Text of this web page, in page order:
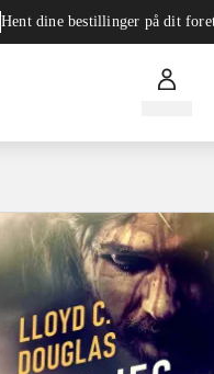
Hent dine bestillinger på dit